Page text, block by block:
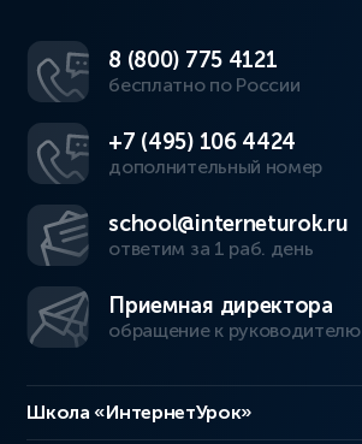
8 (800) 775 4121
бесплатно по России
+7 (495) 106 4424
дополнительный номер
school@interneturok.ru
ответим за 1 раб. день
Приемная директора
обращение к руководителю
Школа «ИнтернетУрок»